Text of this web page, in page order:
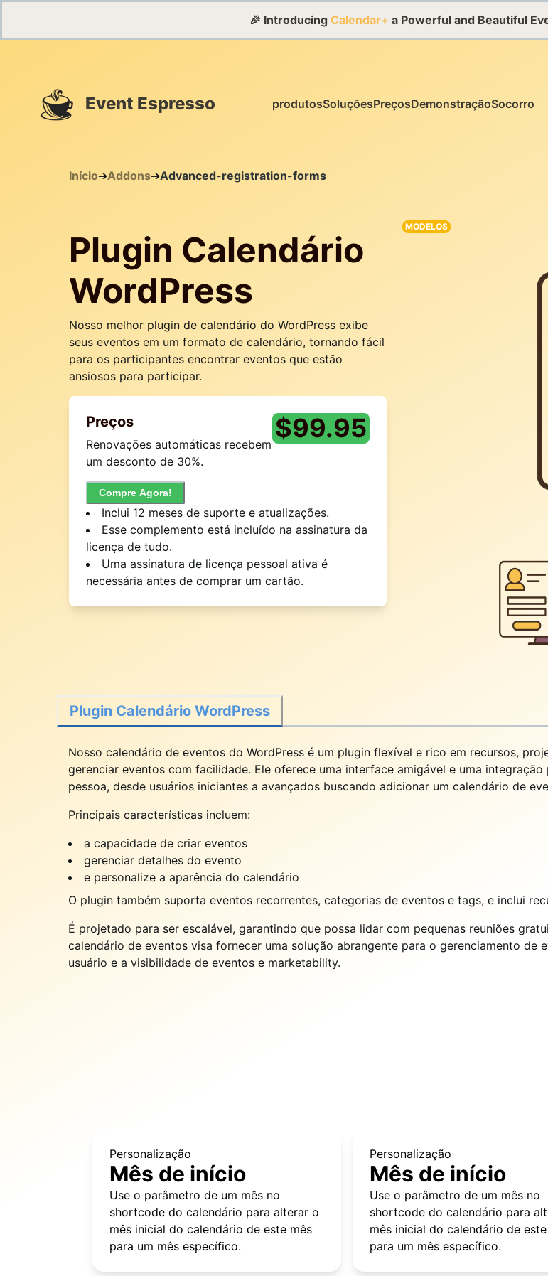
🎉 Introducing Calendar+ a Powerful and Beautiful
Event Espresso produtosSoluçõesPreçosDemonstraçãoSocorro
Início➔Addons➔Advanced-registration-forms
Plugin Calendário
WordPress
MODELOS
Nosso melhor plugin de calendário do WordPress exibe
seus eventos em um formato de calendário, tornando fácil
para os participantes encontrar eventos que estão
ansiosos para participar.
Preços
Renovações automáticas recebem
um desconto de 30%.
Compre Agora!
$99.95
Inclui 12 meses de suporte e atualizações.
Esse complemento está incluído na assinatura da
licença de tudo.
Uma assinatura de licença pessoal ativa é
necessária antes de comprar um cartão.
Plugin Calendário WordPress
Nosso calendário de eventos do WordPress é um plugin flexível e rico em recursos,
gerenciar eventos com facilidade. Ele oferece uma interface amigável e uma
pessoa, desde usuários iniciantes a avançados buscando adicionar um calendário de
Principais características incluem:
a capacidade de criar eventos
gerenciar detalhes do evento
e personalize a aparência do calendário
O plugin também suporta eventos recorrentes, categorias de eventos e tags, e inclui
É projetado para ser escalável, garantindo que possa lidar com pequenas reuniões
calendário de eventos visa fornecer uma solução abrangente para o gerenciamento de
usuário e a visibilidade de eventos e marketability.
Personalização
Mês de início
Use o parâmetro de um mês no
shortcode do calendário para alterar o
mês inicial do calendário de este mês
para um mês específico.
Personalização
Mês de início
Use o parâmetro de um mês no
shortcode do calendário para
mês inicial do calendário de
para um mês específico.